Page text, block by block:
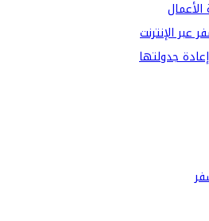
الأعمال
عبر الإنترنت
جدولتها